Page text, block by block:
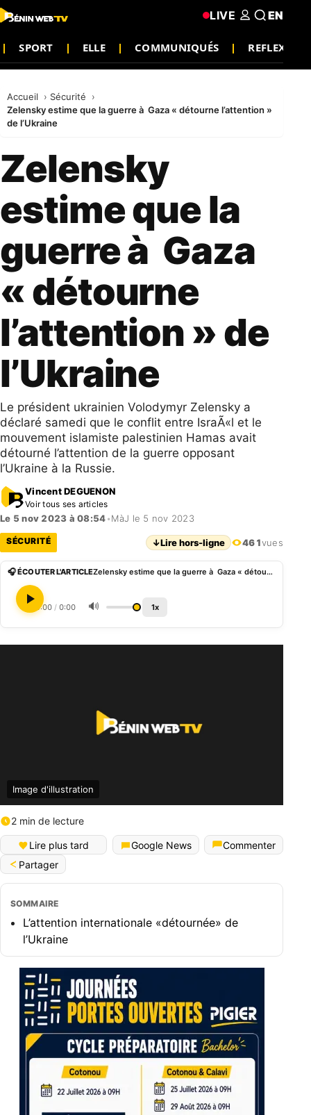
SPORT ELLE COMMUNIQUÉS REFLEXION
LIVE EN
Accueil
Sécurité
Zelensky estime que la guerre à Gaza « détourne l’attention »
de l’Ukraine
Zelensky
estime que la
guerre à Gaza
« détourne
l’attention » de
l’Ukraine
Le président ukrainien Volodymyr Zelensky a
déclaré samedi que le conflit entre IsraÃ«l et le
mouvement islamiste palestinien Hamas avait
détourné l’attention de la guerre opposant
l’Ukraine à la Russie.
Vincent DEGUENON
Voir tous ses articles
Le 5 nov 2023 à 08:54•MàJ le 5 nov 2023
SÉCURITÉ ↓Lire hors-ligne 461vues
🎧 ÉCOUTER L'ARTICLE Zelensky estime que la guerre à Gaza « détourne l’attention » de l’Ukraine
0:00 / 0:00 🔊 1x
Image d'illustration
2 min de lecture
Lire plus tard Google News
Commenter
Partager
SOMMAIRE
L’attention internationale «détournée» de
l’Ukraine